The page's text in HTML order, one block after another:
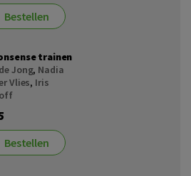
Bestellen
trainen
Jong, Nadia
Vlies, Iris
Bestellen